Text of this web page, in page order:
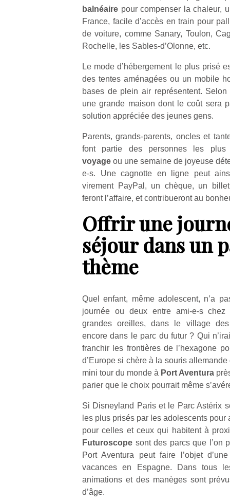
balnéaire pour compenser la chaleur,
France, facile d’accès en train pour
de voiture, comme Sanary, Toulon,
Rochelle, les Sables-d’Olonne, etc.
Le mode d’hébergement le plus prisé
des tentes aménagées ou un mobile
bases de plein air représentent.
une grande maison dont le coût sera
solution appréciée des jeunes gens.
Parents, grands-parents, oncles et
font partie des personnes les
voyage ou une semaine de joyeuse
e-s. Une cagnotte en ligne peut
virement PayPal, un chèque, un
feront l’affaire, et contribueront au
Offrir une
séjour dans un
thème
Quel enfant, même adolescent, n’a
journée ou deux entre ami-e-s
grandes oreilles, dans le village
encore dans le parc du futur ? Qui
franchir les frontières de l’hexagone
d’Europe si chère à la souris
mini tour du monde à Port Aventura
parier que le choix pourrait même
Si Disneyland Paris et le Parc Astérix
les plus prisés par les adolescents pour
pour celles et ceux qui habitent à
Futuroscope sont des parcs que l’on
Port Aventura peut faire l’objet
vacances en Espagne. Dans tous
animations et des manèges sont
d’âge.
physique
ou
apprentissage…